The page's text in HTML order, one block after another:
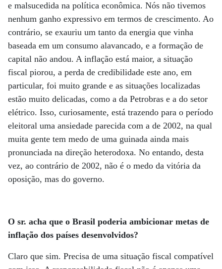
e malsucedida na política econômica. Nós não tivemos
nenhum ganho expressivo em termos de crescimento. Ao
contrário, se exauriu um tanto da energia que vinha
baseada em um consumo alavancado, e a formação de
capital não andou. A inflação está maior, a situação
fiscal piorou, a perda de credibilidade este ano, em
particular, foi muito grande e as situações localizadas
estão muito delicadas, como a da Petrobras e a do setor
elétrico. Isso, curiosamente, está trazendo para o período
eleitoral uma ansiedade parecida com a de 2002, na qual
muita gente tem medo de uma guinada ainda mais
pronunciada na direção heterodoxa. No entando, desta
vez, ao contrário de 2002, não é o medo da vitória da
oposição, mas do governo.
O sr. acha que o Brasil poderia ambicionar metas de
inflação dos países desenvolvidos?
Claro que sim. Precisa de uma situação fiscal compatível